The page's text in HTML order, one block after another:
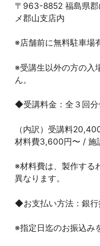
〒963-8852 福島県郡
メ郡山支店内
※店舗前に無料駐車場
※受講生以外の方の入
ん。
◆受講料金：全３回
（内訳）受講料
材料費3,600円〜 / 施
※材料費は、製作する
異なります。
◆お支払い方法：銀行
※指定日迄のお振込み